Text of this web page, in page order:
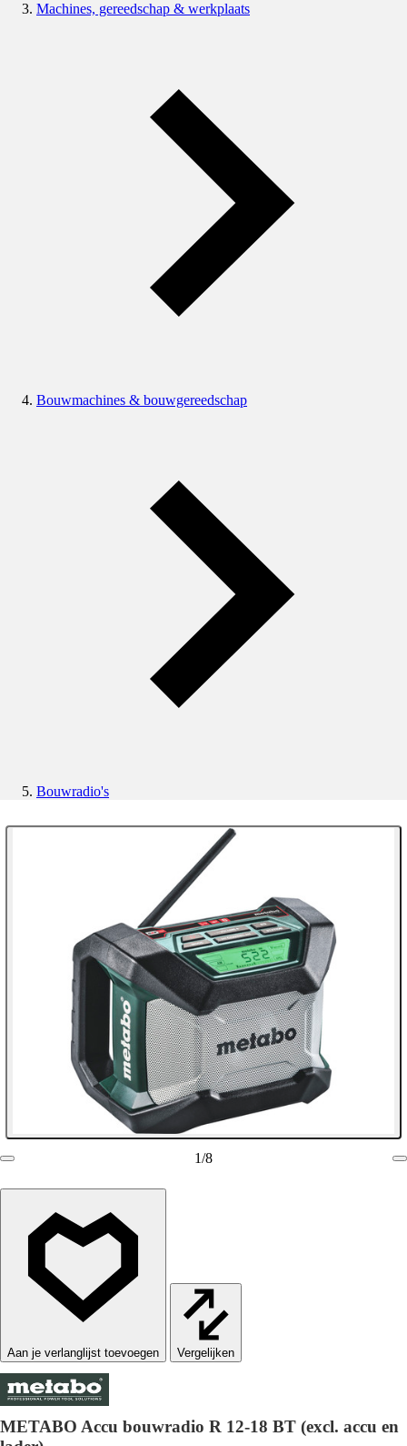
Machines, gereedschap & werkplaats
Bouwmachines & bouwgereedschap
Bouwradio's
1/8
Vergelijken
METABO Accu bouwradio R 12-18 BT (excl. accu en